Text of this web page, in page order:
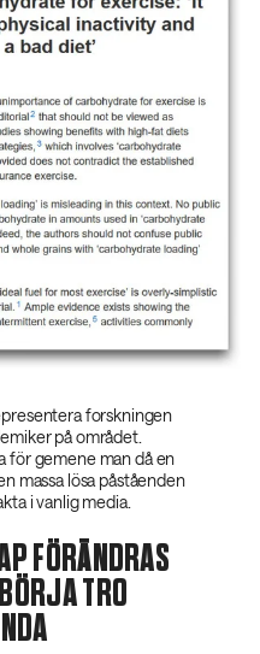
forskningen
på området.
för gemene man då en
massa lösa påståenden
i vanlig media.
FÖRÄNDRAS
TRO